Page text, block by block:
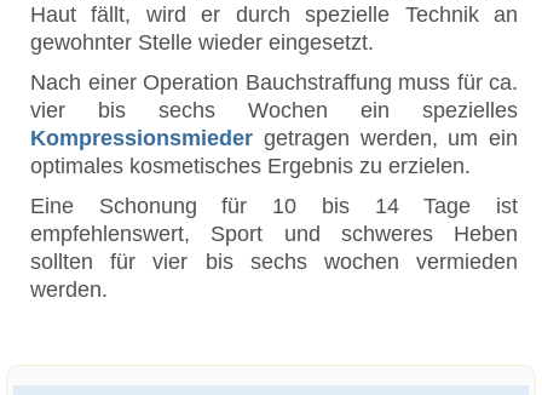
Haut fällt, wird er durch spezielle Technik an
gewohnter Stelle wieder eingesetzt.
Nach einer Operation Bauchstraffung muss für ca.
vier bis sechs Wochen ein spezielles
Kompressionsmieder getragen werden, um ein
optimales kosmetisches Ergebnis zu erzielen.
Eine Schonung für 10 bis 14 Tage ist
empfehlenswert, Sport und schweres Heben
sollten für vier bis sechs wochen vermieden
werden.